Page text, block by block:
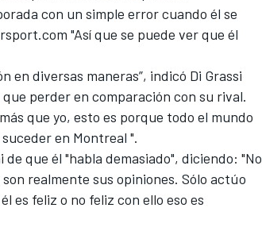
con un simple error cuando él se
"Así que se puede ver que él
en diversas maneras”, indicó Di Grassi
perder en comparación con su rival.
que yo, esto es porque todo el mundo
en Montreal ".
de que él "habla demasiado", diciendo: "No
realmente sus opiniones. Sólo actúo
es feliz o no feliz con ello eso es